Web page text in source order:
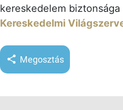
kereskedelem
Kereskedelmi
Megosztás